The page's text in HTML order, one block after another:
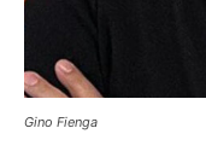
Gino Fienga